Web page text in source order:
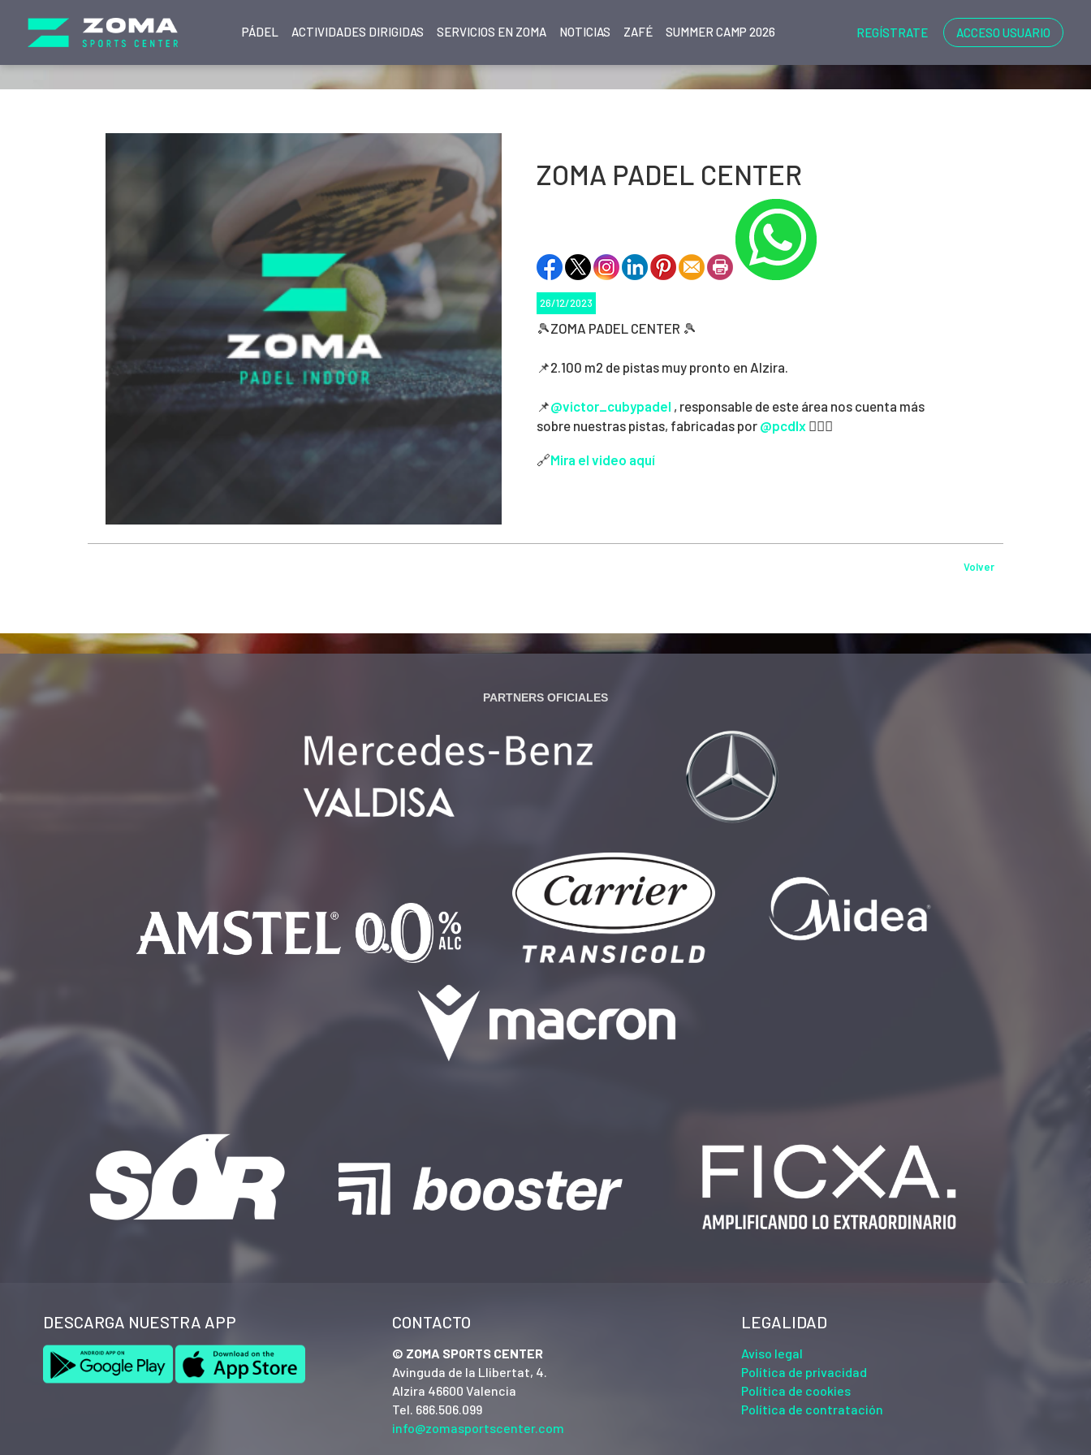
REGÍSTRATE ACCESO USUARIO
PÁDEL ACTIVIDADES DIRIGIDAS SERVICIOS EN ZOMA NOTICIAS ZAFÉ SUMMER CAMP 2026
ZOMA PADEL CENTER
26/12/2023
🎾ZOMA PADEL CENTER 🎾
📌2.100 m2 de pistas muy pronto en Alzira.
📌@victor_cubypadel , responsable de este área nos cuenta más
sobre nuestras pistas, fabricadas por @pcdlx 👆🏼👀
🔗Mira el video aquí
Volver
PARTNERS OFICIALES
DESCARGA NUESTRA APP CONTACTO
© ZOMA SPORTS CENTER
Avinguda de la Llibertat, 4.
Alzira 46600 Valencia
Tel. 686.506.099
info@zomasportscenter.com
LEGALIDAD
Aviso legal
Política de privacidad
Política de cookies
Política de contratación